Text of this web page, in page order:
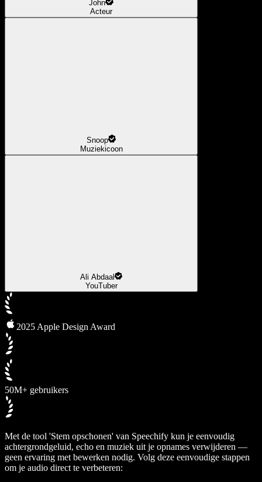
John
Acteur
Snoop
Muziekicoon
Ali Abdaal
YouTuber
2025 Apple Design Award
50M+ gebruikers
Met de tool 'Stem opschonen' van Speechify kun je eenvoudig
achtergrondgeluid, echo en muziek uit je opnames verwijderen —
geen ervaring met bewerken nodig. Volg deze eenvoudige stappen
om je audio direct te verbeteren: